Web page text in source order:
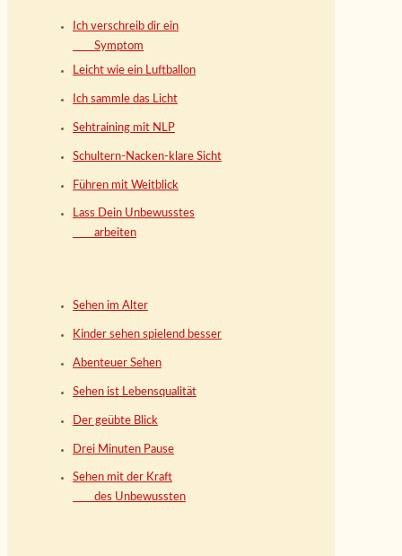
Ich verschreib dir ein
Symptom
Leicht wie ein Luftballon
Ich sammle das Licht
Sehtraining mit NLP
Schultern-Nacken-klare Sicht
Führen mit Weitblick
Lass Dein Unbewusstes
arbeiten
Sehen im Alter
Kinder sehen spielend besser
Abenteuer Sehen
Sehen ist Lebensqualität
Der geübte Blick
Drei Minuten Pause
Sehen mit der Kraft
des Unbewussten